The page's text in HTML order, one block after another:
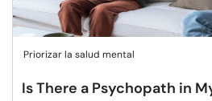
Priorizar la salud mental
Is There a Psychopath in